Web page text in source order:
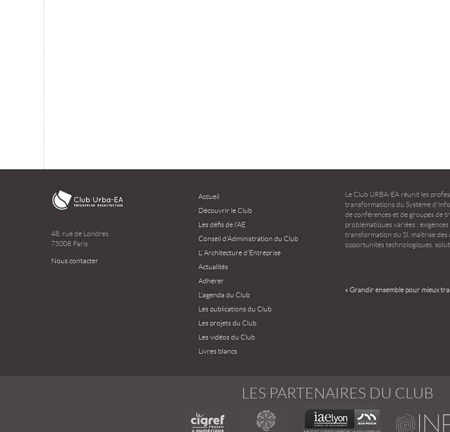
48, rue de Londres
75008 Paris
Nous contacter
Accueil
Découvrir le Club
Les défis de l’AE
Conseil d’Administration du Club
L’ Architecture d’Entreprise
Actualités
Adhérer
L’agenda du Club
Les publications du Club
Les projets du Club
Les vidéos du Club
Livres blancs
Le Club URBA-EA réunit les
transformations du Système
de conférences et de groupes de
problématiques variées :
transformation du SI, maîtrise des
opportunités technologiques,
« Grandir ensemble pour mieux
LES PARTENAIRES DU CLUB